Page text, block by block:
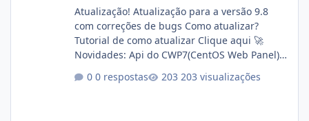
Atualização! Atualização para a versão 9.8
com correções de bugs Como atualizar?
Tutorial de como atualizar Clique aqui 🚀
Novidades: Api do CWP7(CentOS Web Panel)
autorizado a usasr o isistem:
0 respostas 203 visualizações